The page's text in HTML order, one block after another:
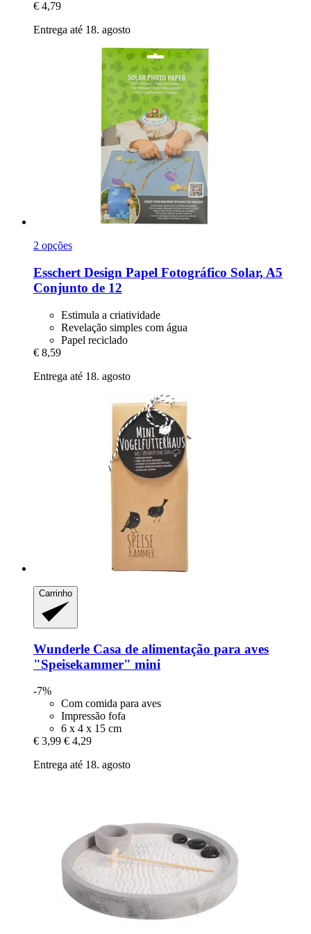
€ 4,79
Entrega até 18. agosto
2 opções
Esschert Design Papel Fotográfico Solar, A5
Conjunto de 12
Estimula a criatividade
Revelação simples com água
Papel reciclado
€ 8,59
Entrega até 18. agosto
Carrinho
Wunderle Casa de alimentação para aves
"Speisekammer" mini
-7%
Com comida para aves
Impressão fofa
6 x 4 x 15 cm
€ 3,99 € 4,29
Entrega até 18. agosto